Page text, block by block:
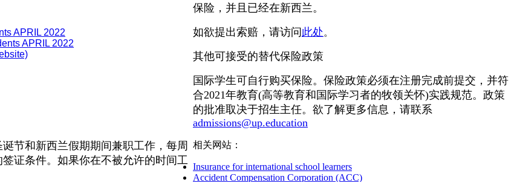
APRIL 2022
APRIL 2022
节和新西兰假期期间兼职工作，每周
证条件。如果你在不被允许的时间工
保险，并且已经在新西兰。
如欲提出索赔，请访问此处。
其他可接受的替代保险政策
国际学生可自行购买保险。保险政策必须在注册完成前提交，并符
合2021年教育(高等教育和国际学习者的牧领关怀)实践规范。政策
的批准取决于招生主任。欲了解更多信息，请联系
admissions@up.education
相关网站：
Insurance for international school learners
Accident Compensation Corporation (ACC)